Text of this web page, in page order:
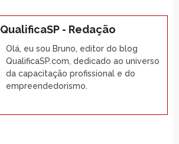
QualificaSP - Redação
Olá, eu sou Bruno, editor do blog
QualificaSP.com, dedicado ao universo
da capacitação profissional e do
empreendedorismo.